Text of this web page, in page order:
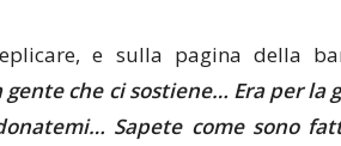
e sulla pagina della
che ci sostiene… Era per la
Sapete come sono